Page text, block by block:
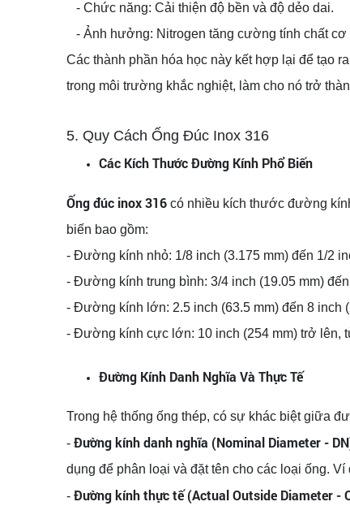
- Chức năng: Cải thiện độ bền và độ dẻo dai.
- Ảnh hưởng: Nitrogen tăng cường tính chất cơ
Các thành phần hóa học này kết hợp lại để tạo
trong môi trường khắc nghiệt, làm cho nó trở
5. Quy Cách Ống Đúc Inox 316
Các Kích Thước Đường Kính Phổ Biến
Ống đúc inox 316 có nhiều kích thước đường
biến bao gồm:
- Đường kính nhỏ: 1/8 inch (3.175 mm) đến 1/2
- Đường kính trung bình: 3/4 inch (19.05 mm)
- Đường kính lớn: 2.5 inch (63.5 mm) đến 8 inch
- Đường kính cực lớn: 10 inch (254 mm) trở lên,
Đường Kính Danh Nghĩa Và Thực Tế
Trong hệ thống ống thép, có sự khác biệt giữa
- Đường kính danh nghĩa (Nominal Diameter -
dụng để phân loại và đặt tên cho các loại ống.
- Đường kính thực tế (Actual Outside Diameter -